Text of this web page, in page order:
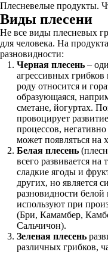
Плесневелые продукты.
Виды плесени
Не все виды плесневых
для человека. На
разновидности:
Черная плесень –
агрессивных
роду относится и
образующаяся,
сметане, йогуртах.
провоцирует
процессов,
может появляться на
Белая плесень
всего развивается
сладкие ягоды и
других, но является
разновидности
используют при
(Бри, Камамбер,
Сальчичон).
Зеленая плесень
различных грибков,